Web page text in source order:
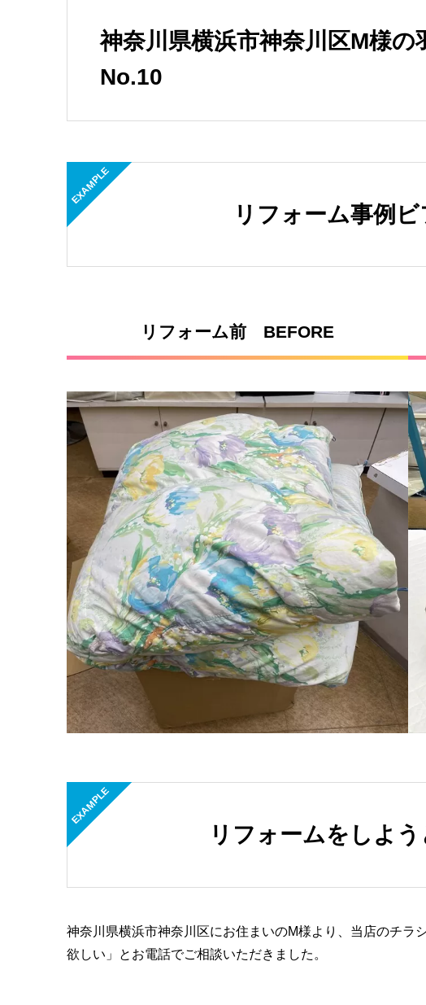
神奈川県横浜市神奈川区M様
No.10
EXAMPLE
リフォーム事例
リフォーム前 BEFORE
EXAMPLE
リフォームをしよ
神奈川県横浜市神奈川区にお住まいのM様より、当店のチラ
欲しい」とお電話でご相談いただきました。